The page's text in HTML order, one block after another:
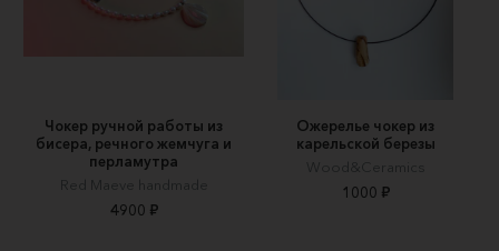
Чокер ручной работы из
бисера, речного жемчуга и
перламутра
Red Maeve handmade
4900 ₽
Ожерелье чокер из
карельской березы
Wood&Ceramics
1000 ₽